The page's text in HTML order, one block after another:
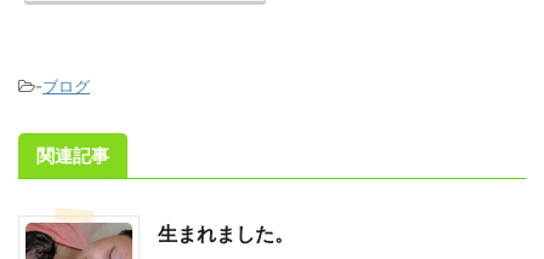
-ブログ
関連記事
生まれました。